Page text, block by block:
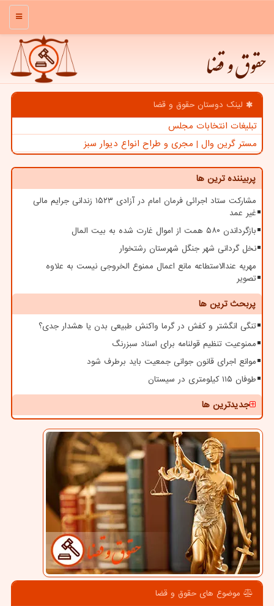
منو
حقوق و قضا
لینک دوستان حقوق و قضا
تبلیغات انتخابات مجلس
مستر گرین وال | مجری و طراح انواع دیوار سبز
پربیننده ترین ها
مشارکت ستاد اجرائی فرمان امام در آزادی ۱۵۲۳ زندانی جرایم مالی
غیر عمد
بازگرداندن ۵۸۰ همت از اموال غارت شده به بیت المال
نخل گردانی شهر جنگل شهرستان رشتخوار
مهریه عندالاستطاعه مانع اعمال ممنوع الخروجی نیست به علاوه
تصویر
پربحث ترین ها
تنگی انگشتر و کفش در گرما واکنش طبیعی بدن یا هشدار جدی؟
ممنوعیت تنظیم قولنامه برای اسناد سبزرنگ
موانع اجرای قانون جوانی جمعیت باید برطرف شود
طوفان ۱۱۵ کیلومتری در سیستان
جدیدترین ها
موضوع های حقوق و قضا